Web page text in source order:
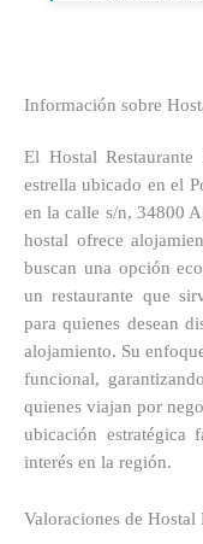
Información sobre
El Hostal
estrella ubicado en el
en la calle s/n, 34800
hostal ofrece
buscan una opción
un restaurante que
para quienes desean
alojamiento. Su
funcional,
quienes viajan por
ubicación estratégica
interés en la región.
Valoraciones de Hostal